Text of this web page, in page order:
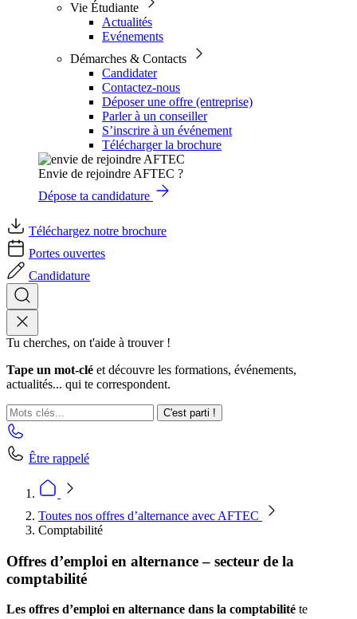
Vie Étudiante
Actualités
Evénements
Démarches & Contacts
Candidater
Contactez-nous
Déposer une offre (entreprise)
Parler à un conseiller
S’inscrire à un événement
Télécharger la brochure
Envie de rejoindre AFTEC ?
Dépose ta candidature
Téléchargez notre brochure
Portes ouvertes
Candidature
Tu cherches, on t'aide à trouver !
Tape un mot-clé et découvre les formations, événements,
actualités... qui te correspondent.
C'est parti !
Être rappelé
Toutes nos offres d’alternance avec AFTEC
Comptabilité
Offres d’emploi en alternance – secteur de la
comptabilité
Les offres d’emploi en alternance dans la comptabilité te